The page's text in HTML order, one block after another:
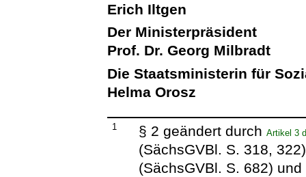
Erich Iltgen
Der Ministerpräsident
Prof. Dr. Georg Milbradt
Die Staatsministerin für
Helma Orosz
1 § 2 geändert durchArtikel 3
(SächsGVBl. S. 318,
(SächsGVBl. S. 682)